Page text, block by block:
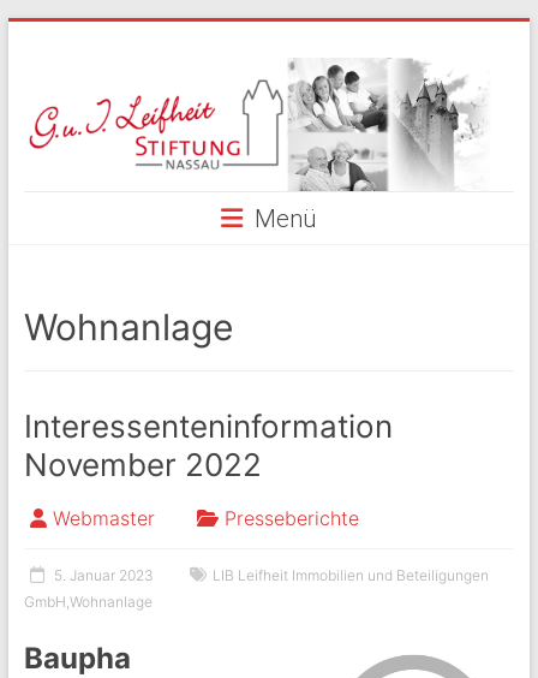
und
I.
Menü
Wohnanlage
Interessenteninformation
November 2022
Webmaster Presseberichte
5. Januar 2023
LIB Leifheit Immobilien und Beteiligungen
GmbH,Wohnanlage
Baupha